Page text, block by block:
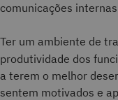
comunicações
Ter um ambiente de
produtividade dos
a terem o melhor
sentem motivados e